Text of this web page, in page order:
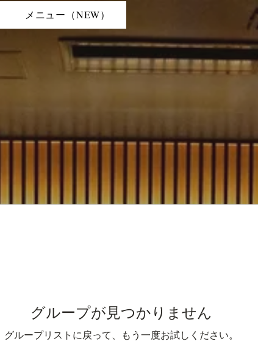
メニュー（NEW）
グループが見つかりません
グループリストに戻って、もう一度お試しください。